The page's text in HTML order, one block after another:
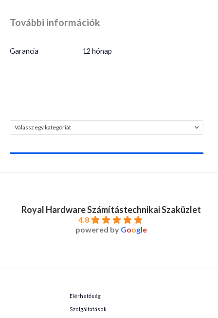
Válassz egy kategóriát
További információk
Garancia 12 hónap
Royal Hardware Számítástechnikai Szaküzlet
4.8
powered by Google
Elérhetőség
Szolgáltatások